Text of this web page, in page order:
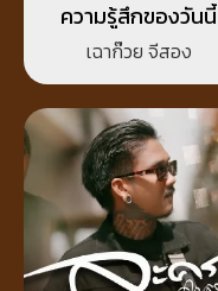
ความรู้สึกของวันนี้
เฉาก๊วย จีสอง